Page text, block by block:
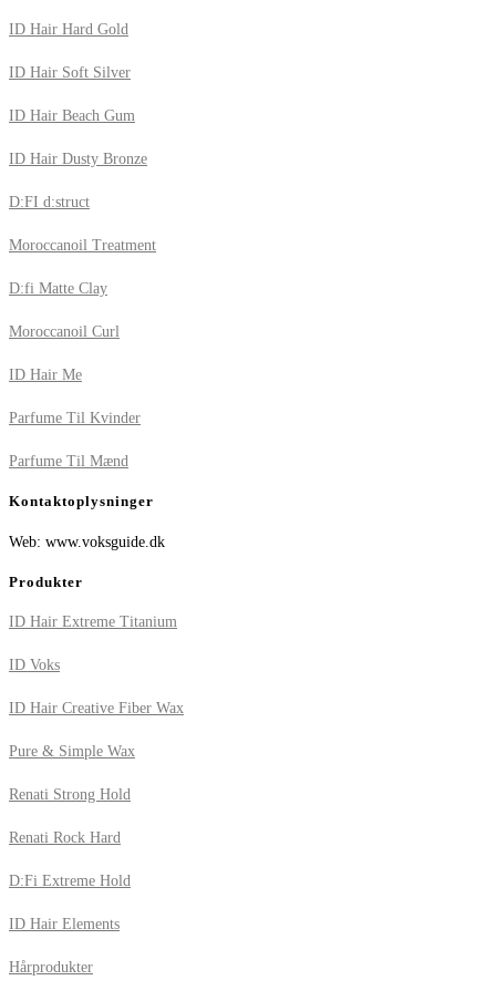
ID Hair Hard Gold
ID Hair Soft Silver
ID Hair Beach Gum
ID Hair Dusty Bronze
D:FI d:struct
Moroccanoil Treatment
D:fi Matte Clay
Moroccanoil Curl
ID Hair Me
Parfume Til Kvinder
Parfume Til Mænd
Kontaktoplysninger
Web: www.voksguide.dk
Produkter
ID Hair Extreme Titanium
ID Voks
ID Hair Creative Fiber Wax
Pure & Simple Wax
Renati Strong Hold
Renati Rock Hard
D:Fi Extreme Hold
ID Hair Elements
Hårprodukter